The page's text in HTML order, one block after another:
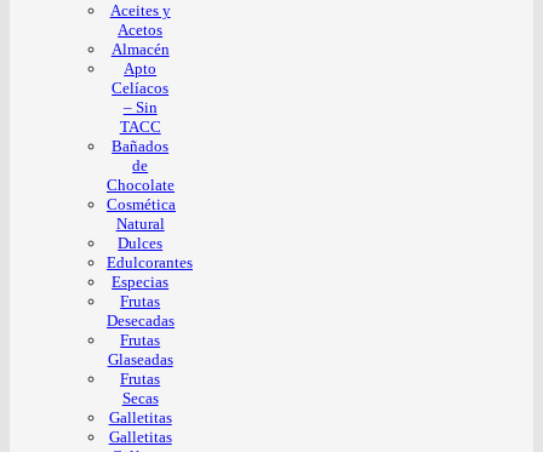
Aceites y
Acetos
Almacén
Apto
Celíacos
– Sin
TACC
Bañados
de
Chocolate
Cosmética
Natural
Dulces
Edulcorantes
Especias
Frutas
Desecadas
Frutas
Glaseadas
Frutas
Secas
Galletitas
Galletitas